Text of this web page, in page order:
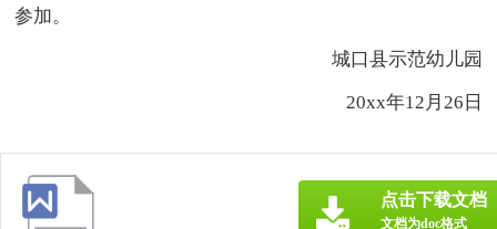
参加。
城口县示范幼儿园
20xx年12月26日
点击下载文档
文档为doc格式